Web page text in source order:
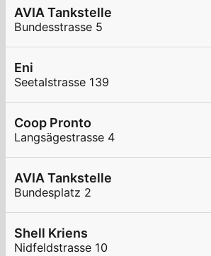
AVIA Tankstelle
Bundesstrasse 5
Eni
Seetalstrasse 139
Coop Pronto
Langsägestrasse 4
AVIA Tankstelle
Bundesplatz 2
Shell Kriens
Nidfeldstrasse 10